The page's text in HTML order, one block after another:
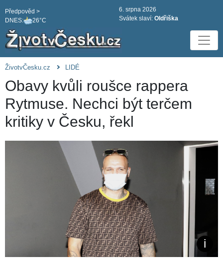
DNES: 26°C
Předpověd >
6. srpna 2026
Svátek slaví: Oldřiška
ŽivotvČesku.cz LIDÉ
Obavy kvůli roušce rappera
Rytmuse. Nechci být terčem
kritiky v Česku, řekl